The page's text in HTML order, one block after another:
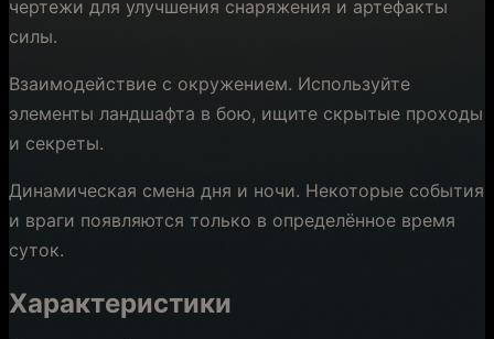
чертежи для улучшения снаряжения и артефакты
силы.
Взаимодействие с окружением. Используйте
элементы ландшафта в бою, ищите скрытые проходы
и секреты.
Динамическая смена дня и ночи. Некоторые события
и враги появляются только в определённое время
суток.
Характеристики